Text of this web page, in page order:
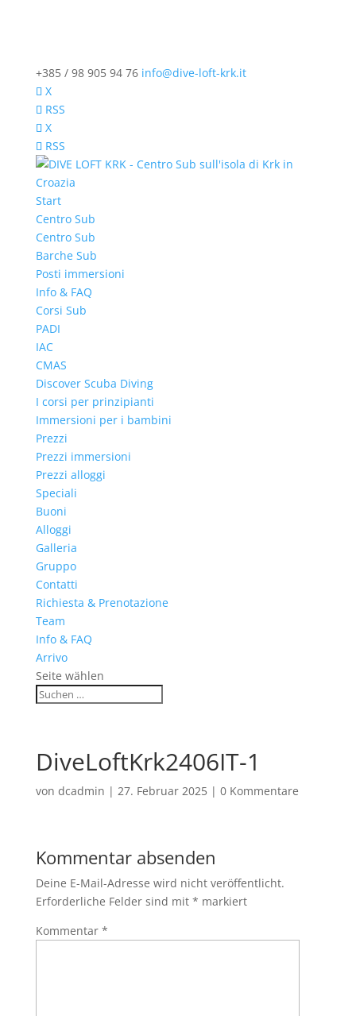
+385 / 98 905 94 76 info@dive-loft-krk.it
X
RSS
X
RSS
Start
Centro Sub
Centro Sub
Barche Sub
Posti immersioni
Info & FAQ
Corsi Sub
PADI
IAC
CMAS
Discover Scuba Diving
I corsi per prinzipianti
Immersioni per i bambini
Prezzi
Prezzi immersioni
Prezzi alloggi
Speciali
Buoni
Alloggi
Galleria
Gruppo
Contatti
Richiesta & Prenotazione
Team
Info & FAQ
Arrivo
Seite wählen
DiveLoftKrk2406IT-1
von dcadmin | 27. Februar 2025| 0 Kommentare
Kommentar absenden
Deine E-Mail-Adresse wird nicht veröffentlicht.
Erforderliche Felder sind mit * markiert
Kommentar *